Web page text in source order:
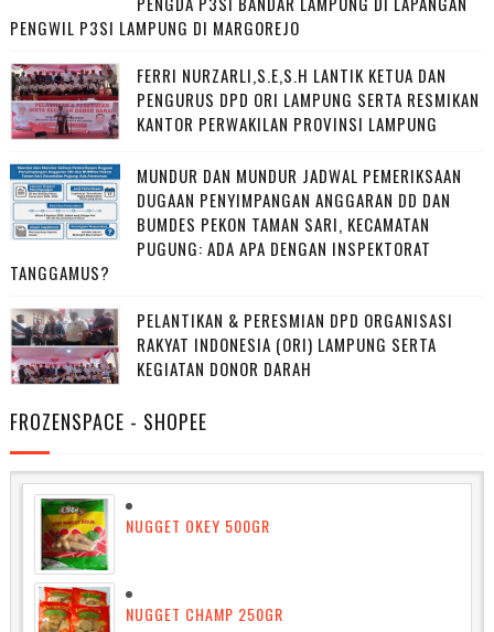
PENGWIL P3SI LAMPUNG DI MARGOREJO
FERRI NURZARLI,S.E,S.H LANTIK KETUA DAN
PENGURUS DPD ORI LAMPUNG SERTA RESMIKAN
KANTOR PERWAKILAN PROVINSI LAMPUNG
MUNDUR DAN MUNDUR JADWAL PEMERIKSAAN
DUGAAN PENYIMPANGAN ANGGARAN DD DAN
BUMDES PEKON TAMAN SARI, KECAMATAN
PUGUNG: ADA APA DENGAN INSPEKTORAT
TANGGAMUS?
PELANTIKAN & PERESMIAN DPD ORGANISASI
RAKYAT INDONESIA (ORI) LAMPUNG SERTA
KEGIATAN DONOR DARAH
FROZENSPACE - SHOPEE
NUGGET OKEY 500GR
NUGGET CHAMP 250GR